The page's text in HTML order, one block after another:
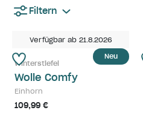
Filtern
Verfügbar ab 21.8.2026
Neu
Winterstiefel
Wolle Comfy
Einhorn
109,99 €